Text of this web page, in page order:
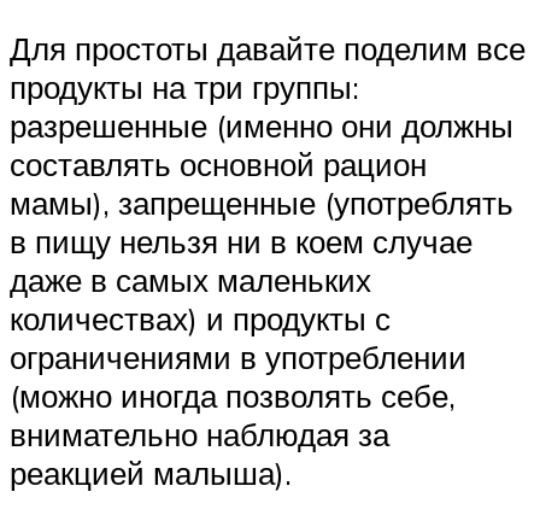
Для простоты давайте поделим все
продукты на три группы:
разрешенные (именно они должны
составлять основной рацион
мамы), запрещенные (употреблять
в пищу нельзя ни в коем случае
даже в самых маленьких
количествах) и продукты с
ограничениями в употреблении
(можно иногда позволять себе,
внимательно наблюдая за
реакцией малыша).